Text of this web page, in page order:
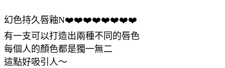
幻色持久唇釉N❤️❤️❤️❤️❤️❤️❤️❤️
有一支可以打造出兩種不同的唇色
每個人的顏色都是獨一無二
這點好吸引人～